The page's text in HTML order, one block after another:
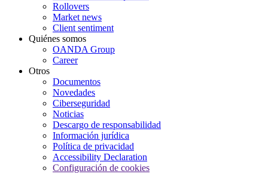
Rollovers
Market news
Client sentiment
Quiénes somos
OANDA Group
Career
Otros
Documentos
Novedades
Ciberseguridad
Noticias
Descargo de responsabilidad
Información jurídica
Política de privacidad
Accessibility Declaration
Configuración de cookies